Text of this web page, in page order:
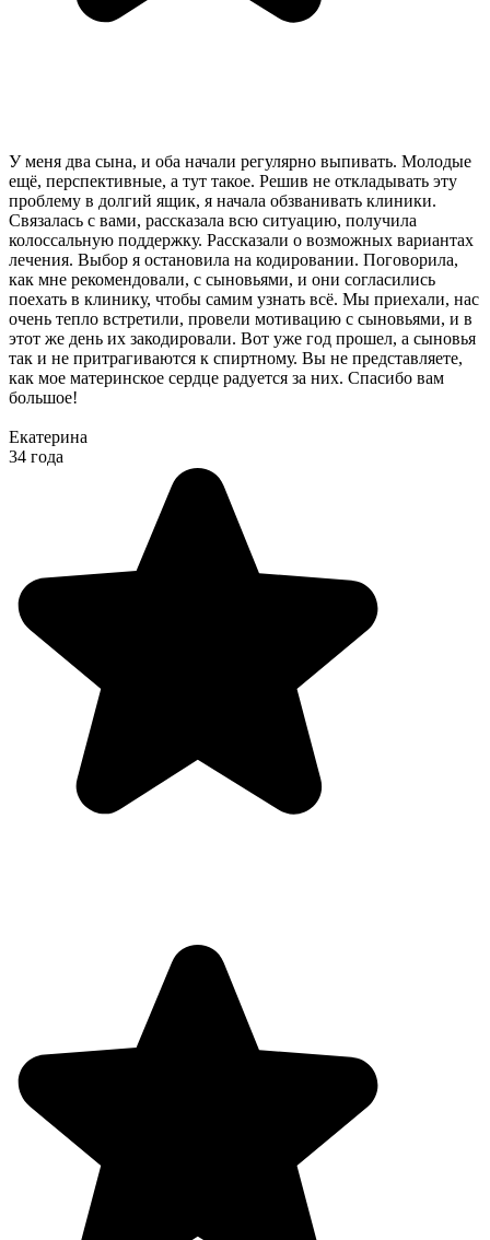
У меня два сына, и оба начали регулярно выпивать. Молодые
ещё, перспективные, а тут такое. Решив не откладывать эту
проблему в долгий ящик, я начала обзванивать клиники.
Связалась с вами, рассказала всю ситуацию, получила
колоссальную поддержку. Рассказали о возможных вариантах
лечения. Выбор я остановила на кодировании. Поговорила,
как мне рекомендовали, с сыновьями, и они согласились
поехать в клинику, чтобы самим узнать всё. Мы приехали, нас
очень тепло встретили, провели мотивацию с сыновьями, и в
этот же день их закодировали. Вот уже год прошел, а сыновья
так и не притрагиваются к спиртному. Вы не представляете,
как мое материнское сердце радуется за них. Спасибо вам
большое!
Екатерина
34 года